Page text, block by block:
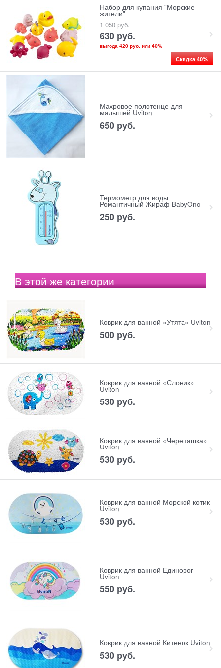
Набор для купания "Морские
жители"
1 050 руб.
630 руб.
выгода 420 руб.или 40%
Скидка 40%
Махровое полотенце для
малышей Uviton
650 руб.
Термометр для воды
Романтичный Жираф BabyOno
250 руб.
В этой же категории
Коврик для ванной «Утята» Uviton
500 руб.
Коврик для ванной «Слоник»
Uviton
530 руб.
Коврик для ванной «Черепашка»
Uviton
530 руб.
Коврик для ванной Морской котик
Uviton
530 руб.
Коврик для ванной Единорог
Uviton
550 руб.
Коврик для ванной Китенок Uviton
530 руб.